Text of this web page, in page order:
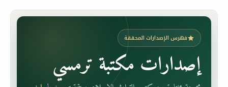
فهرس الإصدارات المحققة
إصدارات مكتبة ترمسي